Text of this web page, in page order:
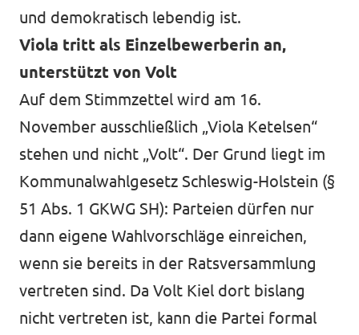
und demokratisch lebendig ist.
Viola tritt als Einzelbewerberin an,
unterstützt von Volt
Auf dem Stimmzettel wird am 16.
November ausschließlich „Viola Ketelsen“
stehen und nicht „Volt“. Der Grund liegt im
Kommunalwahlgesetz Schleswig-Holstein (§
51 Abs. 1 GKWG SH): Parteien dürfen nur
dann eigene Wahlvorschläge einreichen,
wenn sie bereits in der Ratsversammlung
vertreten sind. Da Volt Kiel dort bislang
nicht vertreten ist, kann die Partei formal